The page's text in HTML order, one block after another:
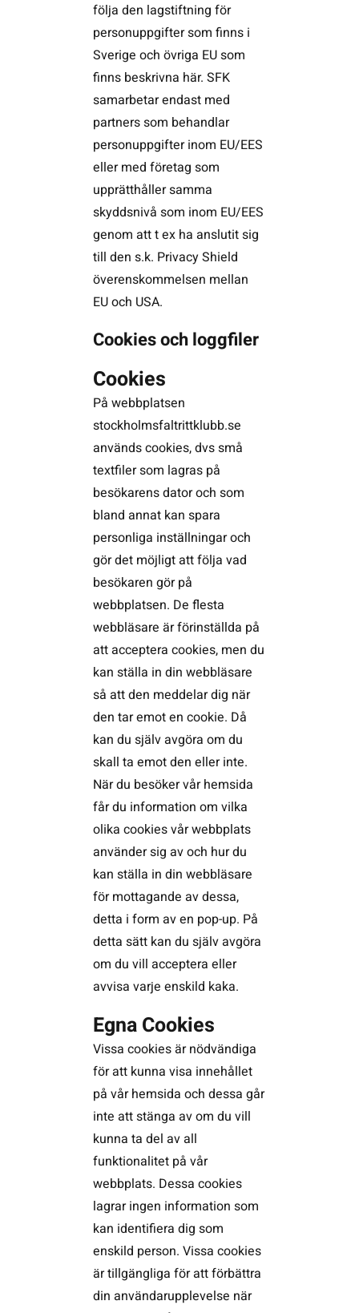
följa den lagstiftning för
personuppgifter som finns i
Sverige och övriga EU som
finns beskrivna här. SFK
samarbetar endast med
partners som behandlar
personuppgifter inom EU/EES
eller med företag som
upprätthåller samma
skyddsnivå som inom EU/EES
genom att t ex ha anslutit sig
till den s.k. Privacy Shield
överenskommelsen mellan
EU och USA.
Cookies och loggfiler
Cookies
På webbplatsen
stockholmsfaltrittklubb.se
används cookies, dvs små
textfiler som lagras på
besökarens dator och som
bland annat kan spara
personliga inställningar och
gör det möjligt att följa vad
besökaren gör på
webbplatsen. De flesta
webbläsare är förinställda på
att acceptera cookies, men du
kan ställa in din webbläsare
så att den meddelar dig när
den tar emot en cookie. Då
kan du själv avgöra om du
skall ta emot den eller inte.
När du besöker vår hemsida
får du information om vilka
olika cookies vår webbplats
använder sig av och hur du
kan ställa in din webbläsare
för mottagande av dessa,
detta i form av en pop-up. På
detta sätt kan du själv avgöra
om du vill acceptera eller
avvisa varje enskild kaka.
Egna Cookies
Vissa cookies är nödvändiga
för att kunna visa innehållet
på vår hemsida och dessa går
inte att stänga av om du vill
kunna ta del av all
funktionalitet på vår
webbplats. Dessa cookies
lagrar ingen information som
kan identifiera dig som
enskild person. Vissa cookies
är tillgängliga för att förbättra
din användarupplevelse när